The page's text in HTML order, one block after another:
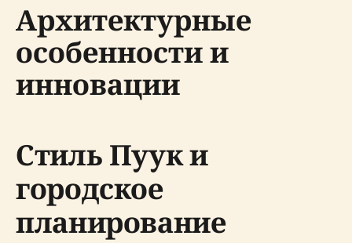
Архитектурные
особенности и
инновации
Стиль Пуук и
городское
планирование